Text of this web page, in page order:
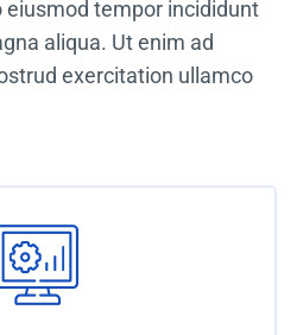
eiusmod tempor incididunt
aliqua. Ut enim ad
exercitation ullamco